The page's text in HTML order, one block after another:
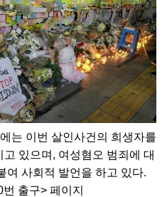
는 이번 살인사건의 희생자를
있으며, 여성혐오 범죄에 대
여 사회적 발언을 하고 있다.
출구> 페이지